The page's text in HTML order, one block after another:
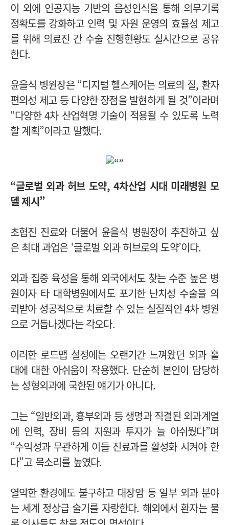
이 외에 인공지능 기반의 음성인식을 통해 의무기록
정확도를 강화하고 인력 및 자원 운영의 효율성 제고
를 위해 의료진 간 수술 진행현황도 실시간으로 공유
한다.
윤을식 병원장은 “디지털 헬스케어는 의료의 질, 환자
편의성 제고 등 다양한 장점을 발현하게 될 것”이라며
“다양한 4차 산업혁명 기술이 적용될 수 있도록 노력
할 계획”이라고 말했다.
“글로벌 외과 허브 도약, 4차산업 시대 미래병원 모
델 제시”
초협진 진료와 더불어 윤을식 병원장이 추진하고 싶
은 최대 과업은 ‘글로벌 외과 허브로의 도약’이다.
외과 집중 육성을 통해 외국에서도 찾는 수준 높은 병
원이자 타 대학병원에서도 포기한 난치성 수술을 의
뢰받아 성공적으로 치료할 수 있는 실질적인 4차 병원
으로 거듭나겠다는 각오다.
이러한 로드맵 설정에는 오랜기간 느껴왔던 외과 홀
대에 대한 아쉬움이 작용했다. 단순히 본인이 담당하
는 성형외과에 국한된 얘기가 아니다.
그는 “일반외과, 흉부외과 등 생명과 직결된 외과계열
에 인력, 장비 등의 지원과 투자가 늘 아쉬웠다”며
“수익성과 무관하게 이들 진료과를 활성화 시켜야 한
다”고 목소리를 높였다.
열악한 환경에도 불구하고 대장암 등 일부 외과 분야
는 세계 정상급 술기를 자랑한다. 해외에서 환자는 물